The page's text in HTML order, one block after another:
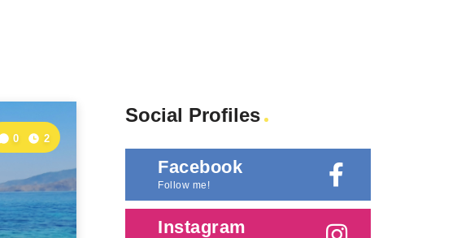
0 2
Social Profiles
Facebook
Follow me!
Instagram